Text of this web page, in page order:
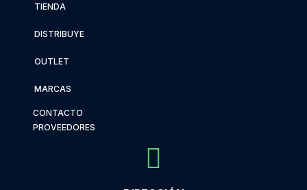
TIENDA
DISTRIBUYE
OUTLET
MARCAS
CONTACTO
PROVEEDORES